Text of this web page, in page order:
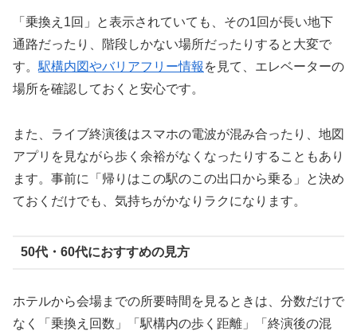
「乗換え1回」と表示されていても、その1回が長い地下
通路だったり、階段しかない場所だったりすると大変で
す。 駅構内図やバリアフリー情報 を見て、エレベーターの
場所を確認しておくと安心です。
また、ライブ終演後はスマホの電波が混み合ったり、地図
アプリを見ながら歩く余裕がなくなったりすることもあり
ます。事前に「帰りはこの駅のこの出口から乗る」と決め
ておくだけでも、気持ちがかなりラクになります。
50代・60代におすすめの見方
ホテルから会場までの所要時間を見るときは、分数だけで
なく「乗換え回数」「駅構内の歩く距離」「終演後の混